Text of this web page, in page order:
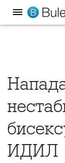
ИДИЛ